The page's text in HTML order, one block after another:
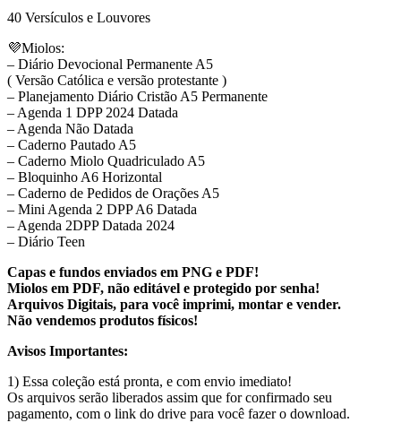
40 Versículos e Louvores
💜Miolos:
– Diário Devocional Permanente A5
( Versão Católica e versão protestante )
– Planejamento Diário Cristão A5 Permanente
– Agenda 1 DPP 2024 Datada
– Agenda Não Datada
– Caderno Pautado A5
– Caderno Miolo Quadriculado A5
– Bloquinho A6 Horizontal
– Caderno de Pedidos de Orações A5
– Mini Agenda 2 DPP A6 Datada
– Agenda 2DPP Datada 2024
– Diário Teen
Capas e fundos enviados em PNG e PDF!
Miolos em PDF, não editável e protegido por senha!
Arquivos Digitais, para você imprimi, montar e vender.
Não vendemos produtos físicos!
Avisos Importantes:
1) Essa coleção está pronta, e com envio imediato!
Os arquivos serão liberados assim que for confirmado seu
pagamento, com o link do drive para você fazer o download.